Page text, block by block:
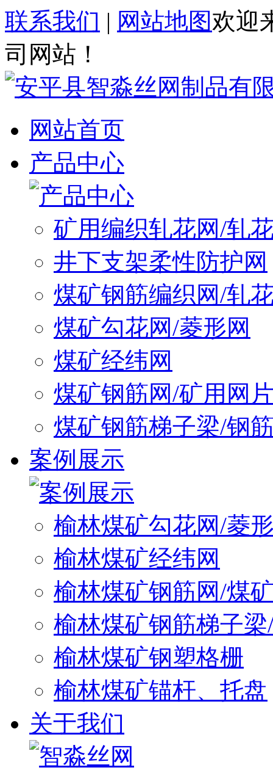
联系我们 | 网站地图欢迎
司网站！
网站首页
产品中心
矿用编织轧花网/轧
井下支架柔性防护网
煤矿钢筋编织网/轧
煤矿勾花网/菱形网
煤矿经纬网
煤矿钢筋网/矿用网
煤矿钢筋梯子梁/钢
案例展示
榆林煤矿勾花网/菱
榆林煤矿经纬网
榆林煤矿钢筋网/煤
榆林煤矿钢筋梯子
榆林煤矿钢塑格栅
榆林煤矿锚杆、托盘
关于我们